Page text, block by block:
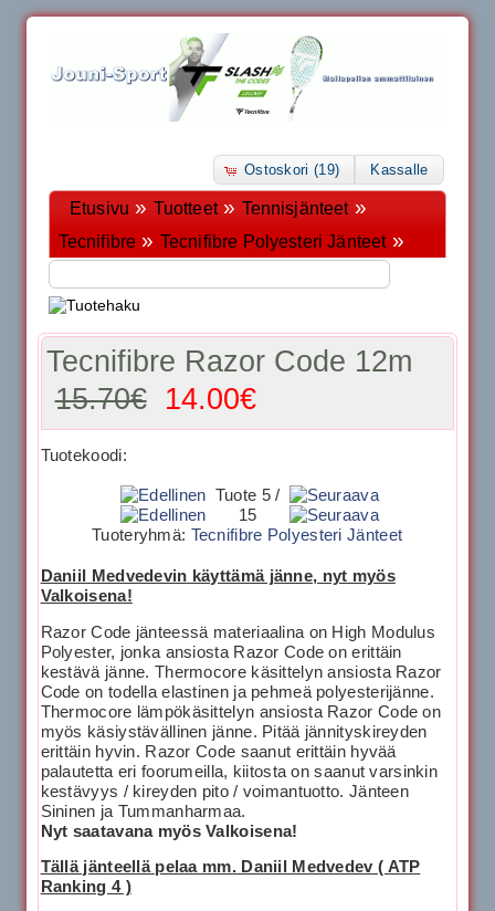
Ostoskori (19) Kassalle
Etusivu » Tuotteet» Tennisjänteet»
Tecnifibre » Tecnifibre Polyesteri Jänteet»
Tecnifibre Razor Code 12m
15.70€
14.00€
Tuotekoodi:
Tuote 5 /
15
Tuoteryhmä: Tecnifibre Polyesteri Jänteet
Daniil Medvedevin käyttämä jänne, nyt myös
Valkoisena!
Razor Code jänteessä materiaalina on High Modulus
Polyester, jonka ansiosta Razor Code on erittäin
kestävä jänne. Thermocore käsittelyn ansiosta Razor
Code on todella elastinen ja pehmeä polyesterijänne.
Thermocore lämpökäsittelyn ansiosta Razor Code on
myös käsiystävällinen jänne. Pitää jännityskireyden
erittäin hyvin. Razor Code saanut erittäin hyvää
palautetta eri foorumeilla, kiitosta on saanut varsinkin
kestävyys / kireyden pito / voimantuotto. Jänteen
Sininen ja Tummanharmaa.
Nyt saatavana myös Valkoisena!
Tällä jänteellä pelaa mm. Daniil Medvedev ( ATP
Ranking 4 )